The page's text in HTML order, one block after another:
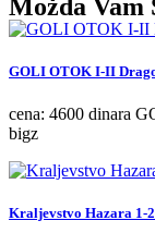
Možda Vam
GOLI OTOK I-II
cena: 4600 dinara
bigz
Kraljevstvo Hazara 1-